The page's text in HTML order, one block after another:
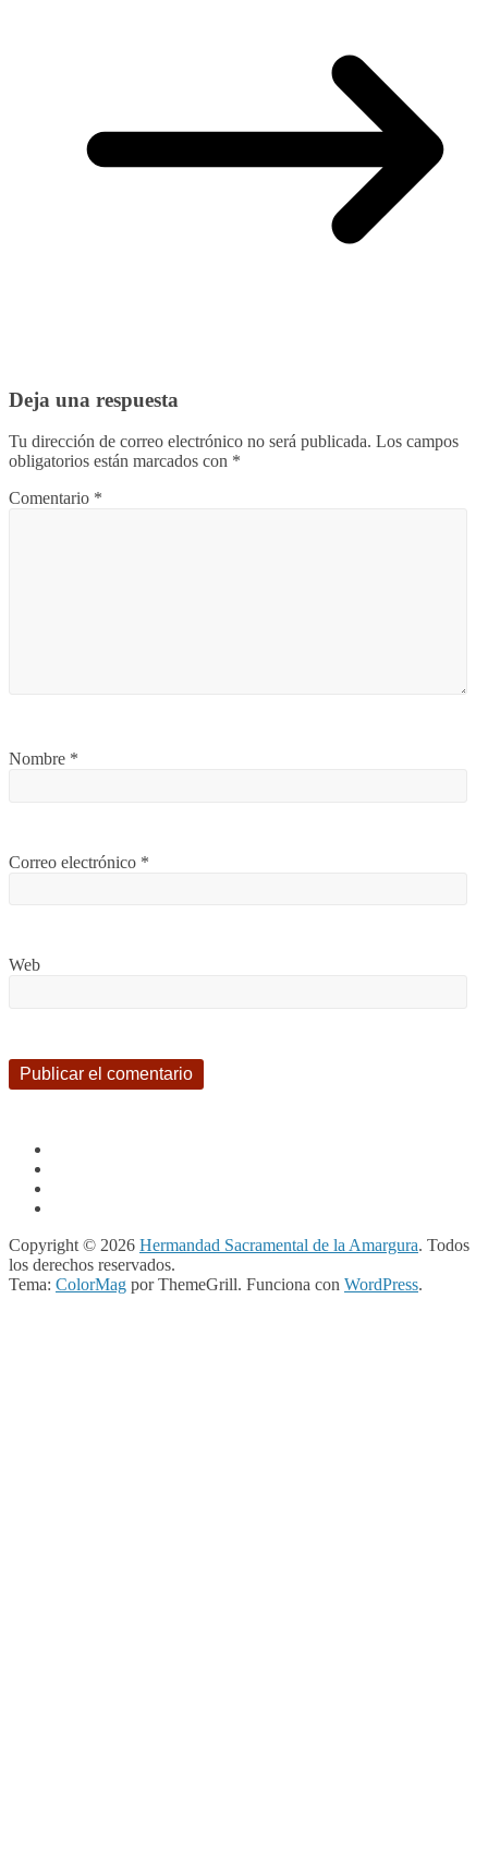
Deja una respuesta
Tu dirección de correo electrónico no será publicada. Los campos
obligatorios están marcados con *
Comentario *
Nombre *
Correo electrónico *
Web
Copyright © 2026 Hermandad Sacramental de la Amargura. Todos
los derechos reservados.
Tema: ColorMag por ThemeGrill. Funciona con WordPress.